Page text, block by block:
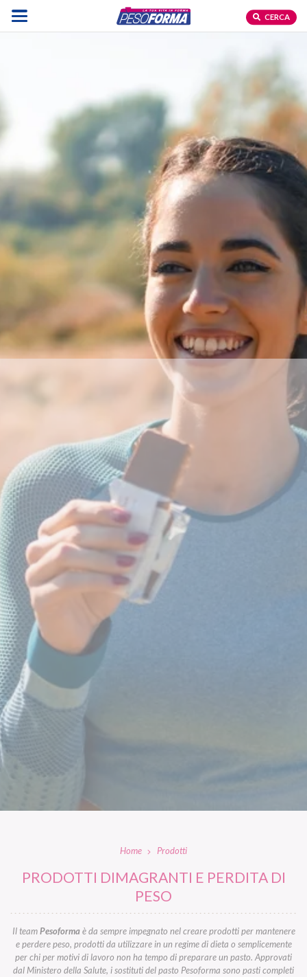
CERCA
Home Prodotti
PRODOTTI DIMAGRANTI E PERDITA DI
PESO
Il teamPesoformaè da sempre impegnato nel creare prodotti per mantenere
e perdere peso, prodotti da utilizzare in un regime di dieta o semplicemente
per chi per motivi di lavoro non ha tempo di preparare un pasto. Approvati
dal Ministero della Salute, i sostituti del pasto Pesoforma sono pasti completi